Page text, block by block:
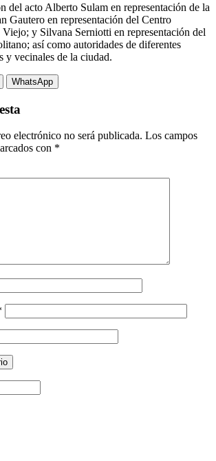
del acto Alberto Sulam en representación de la
Gautero en representación del Centro
y Silvana Serniotti en representación del
así como autoridades de diferentes
y vecinales de la ciudad.
WhatsApp
electrónico no será publicada. Los campos
con *